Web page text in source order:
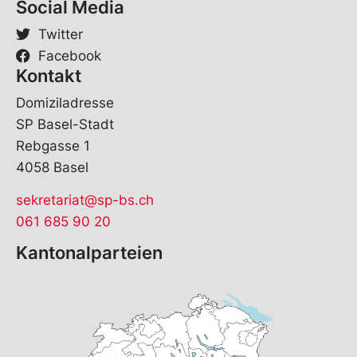
Social Media
Twitter
Facebook
Kontakt
Domiziladresse
SP Basel-Stadt
Rebgasse 1
4058 Basel
sekretariat@sp-bs.ch
061 685 90 20
Kantonalparteien